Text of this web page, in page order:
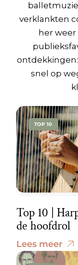
verklankten
her weer
ontdekkingen:
snel op
TOP 10
Top 10 |
de hoofdrol
Lees meer